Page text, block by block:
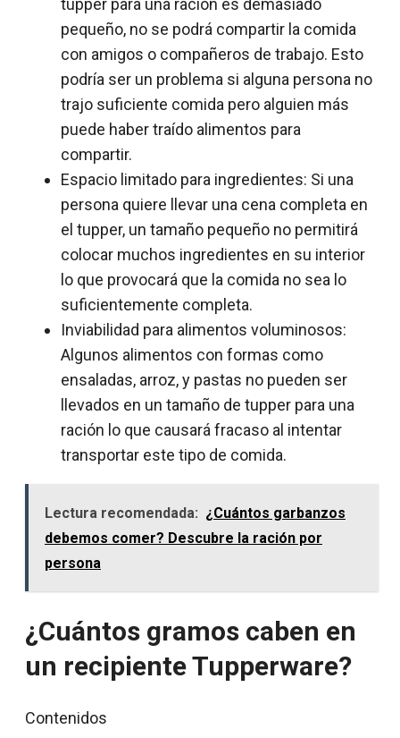
tupper para una ración es demasiado
pequeño, no se podrá compartir la comida
con amigos o compañeros de trabajo. Esto
podría ser un problema si alguna persona no
trajo suficiente comida pero alguien más
puede haber traído alimentos para
compartir.
Espacio limitado para ingredientes: Si una
persona quiere llevar una cena completa en
el tupper, un tamaño pequeño no permitirá
colocar muchos ingredientes en su interior
lo que provocará que la comida no sea lo
suficientemente completa.
Inviabilidad para alimentos voluminosos:
Algunos alimentos con formas como
ensaladas, arroz, y pastas no pueden ser
llevados en un tamaño de tupper para una
ración lo que causará fracaso al intentar
transportar este tipo de comida.
Lectura recomendada: ¿Cuántos garbanzos
debemos comer? Descubre la ración por
persona
¿Cuántos gramos caben en
un recipiente Tupperware?
Contenidos